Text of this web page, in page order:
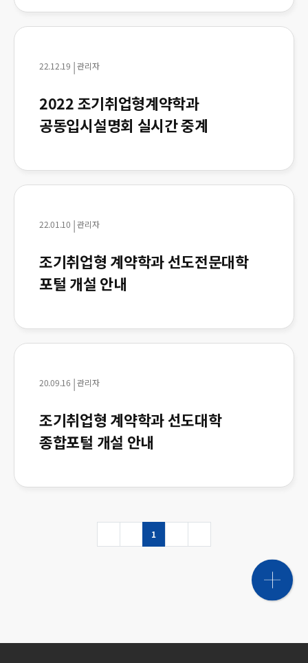
22.12.19 |관리자
2022 조기취업형계약학과
공동입시설명회 실시간 중계
22.01.10 |관리자
조기취업형 계약학과 선도전문대학
포털 개설 안내
20.09.16 |관리자
조기취업형 계약학과 선도대학
종합포털 개설 안내
1